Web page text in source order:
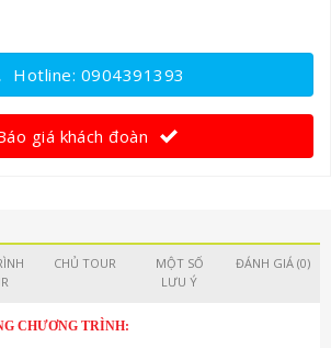
Hotline: 0904391393
giá khách đoàn
CHỦ TOUR
MỘT SỐ
LƯU Ý
ĐÁNH GIÁ (0)
CHƯƠNG TRÌNH: